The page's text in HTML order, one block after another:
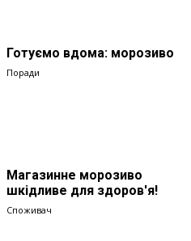
Готуємо вдома: морозиво
Поради
Магазинне морозиво
шкідливе для здоров'я!
Споживач